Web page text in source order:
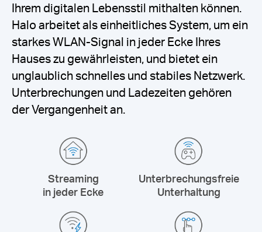
Ihrem digitalen Lebensstil mithalten können.
Halo arbeitet als einheitliches System, um ein
starkes WLAN-Signal in jeder Ecke Ihres
Hauses zu gewährleisten, und bietet ein
unglaublich schnelles und stabiles Netzwerk.
Unterbrechungen und Ladezeiten gehören
der Vergangenheit an.
Streaming
in jeder Ecke
Unterbrechungsfreie
Unterhaltung